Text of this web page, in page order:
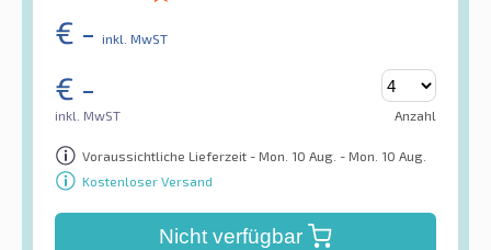
€ - inkl. MwST
€ -
inkl. MwST Anzahl
Voraussichtliche Lieferzeit - Mon. 10 Aug. - Mon. 10 Aug.
Kostenloser Versand
Nicht verfügbar